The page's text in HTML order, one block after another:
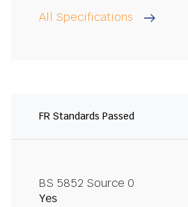
All Specifications
FR Standards Passed
BS 5852 Source 0
Yes